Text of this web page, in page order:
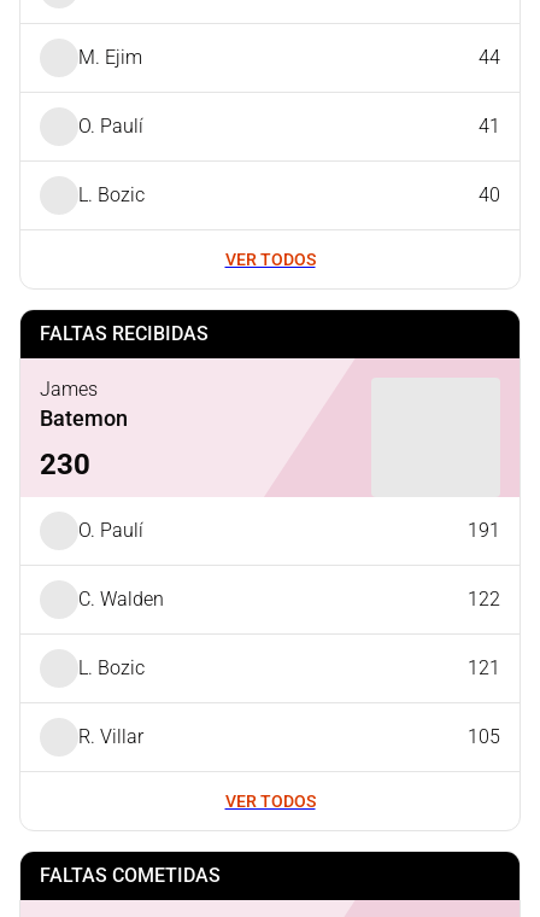
M. Ejim 44
O. Paulí 41
L. Bozic 40
VER TODOS
FALTAS RECIBIDAS
James
Batemon
230
O. Paulí 191
C. Walden 122
L. Bozic 121
R. Villar 105
VER TODOS
FALTAS COMETIDAS